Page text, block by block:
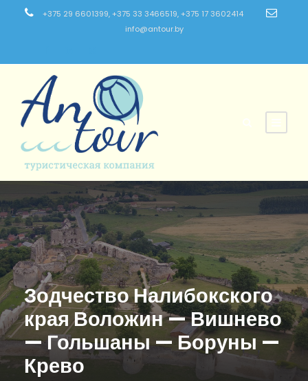
+375 29 6601399, +375 33 3466519, +375 17 3602414
info@antour.by
Зодчество Налибокского
края Воложин — Вишнево
— Гольшаны — Боруны —
Крево